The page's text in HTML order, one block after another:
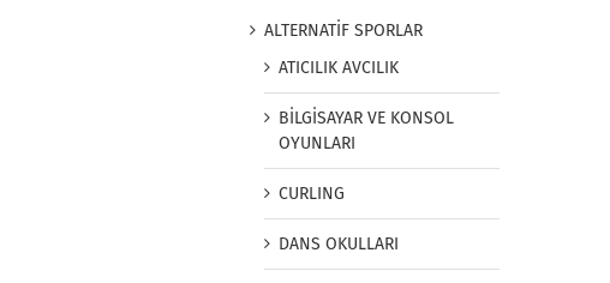
ALTERNATİF SPORLAR
ATICILIK AVCILIK
BİLGİSAYAR VE KONSOL
OYUNLARI
CURLING
DANS OKULLARI